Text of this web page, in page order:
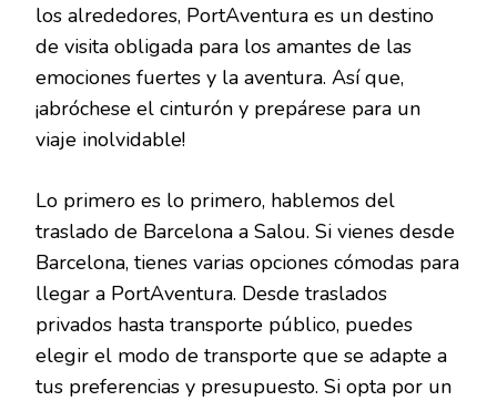
los alrededores, PortAventura es un destino
de visita obligada para los amantes de las
emociones fuertes y la aventura. Así que,
¡abróchese el cinturón y prepárese para un
viaje inolvidable!
Lo primero es lo primero, hablemos del
traslado de Barcelona a Salou. Si vienes desde
Barcelona, tienes varias opciones cómodas para
llegar a PortAventura. Desde traslados
privados hasta transporte público, puedes
elegir el modo de transporte que se adapte a
tus preferencias y presupuesto. Si opta por un